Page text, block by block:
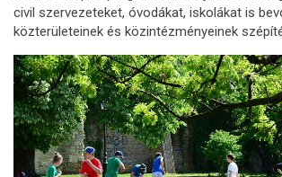
civil szervezeteket, óvodákat, iskolákat is
közterületeinek és közintézményeinek